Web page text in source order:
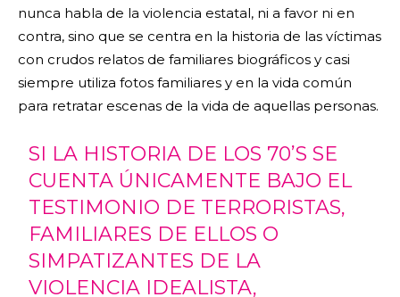
nunca habla de la violencia estatal, ni a favor ni en
contra, sino que se centra en la historia de las víctimas
con crudos relatos de familiares biográficos y casi
siempre utiliza fotos familiares y en la vida común
para retratar escenas de la vida de aquellas personas.
SI LA HISTORIA DE LOS 70’S SE
CUENTA ÚNICAMENTE BAJO EL
TESTIMONIO DE TERRORISTAS,
FAMILIARES DE ELLOS O
SIMPATIZANTES DE LA
VIOLENCIA IDEALISTA,